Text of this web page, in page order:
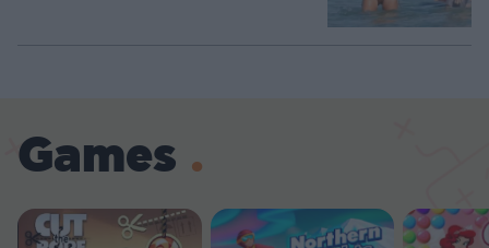
Games